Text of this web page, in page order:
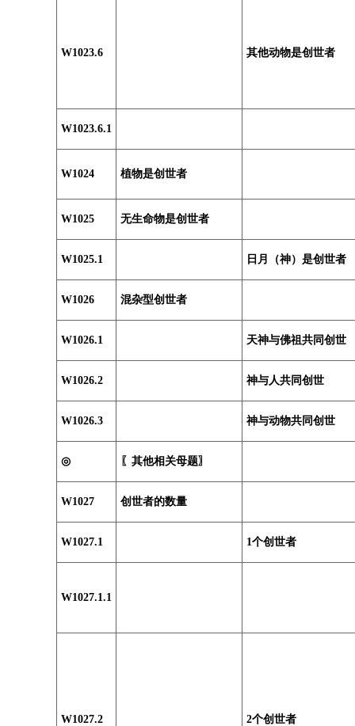
W1023.6 其他动物是创世者
W1023.6.1
W1024 植物是创世者
W1025 无生命物是创世者
W1025.1 日月（神）是创世者
W1026 混杂型创世者
W1026.1 天神与佛祖共同创世
W1026.2 神与人共同创世
W1026.3 神与动物共同创世
◎ 〖其他相关母题〗
W1027 创世者的数量
W1027.1 1个创世者
W1027.1.1
W1027.2 2个创世者